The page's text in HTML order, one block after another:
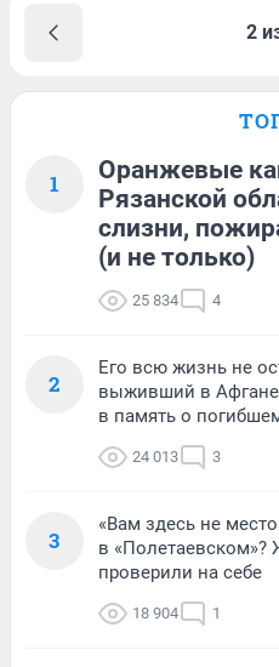
2
1
Оранжевые
Рязанской
слизни,
(и не только)
25 834 4
2
Его всю жизнь не
выживший в
в память о
24 013 3
3
«Вам здесь не
в «Полетаевском»?
проверили на себе
18 904 1